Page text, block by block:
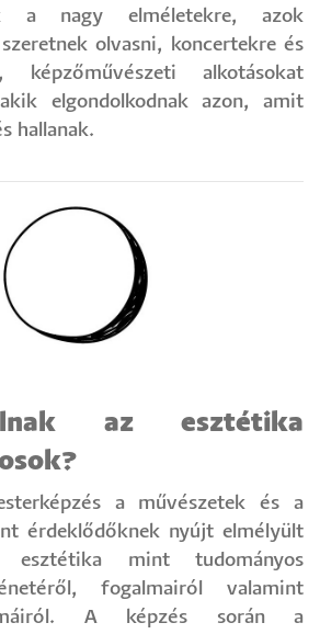
a nagy elméletekre, azok
olvasni, koncertekre és
képzőművészeti alkotásokat
elgondolkodnak azon, amit
hallanak.
az esztétika
a művészetek és a
érdeklődőknek nyújt elmélyült
esztétika mint tudományos
fogalmairól valamint
A képzés során a